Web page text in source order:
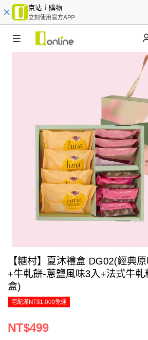
京站ｉ購物
立刻使用官方APP
【糖村】夏沐禮盒 DG02(經典
+牛軋餅-蔥鹽風味3入+法式牛
盒)
宅配滿NT$1,000免運
NT$499